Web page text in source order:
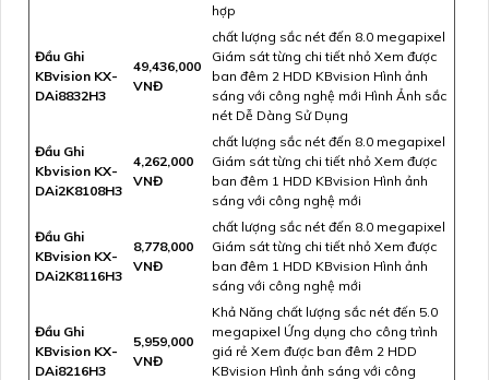
hợp
Đầu Ghi
KBvision KX-
DAi8832H3
49,436,000
VNĐ
chất lượng sắc nét đến 8.0 megapixel
Giám sát từng chi tiết nhỏ Xem được
ban đêm 2 HDD KBvision Hình ảnh
sáng với công nghệ mới Hình Ảnh sắc
nét Dễ Dàng Sử Dụng
Đầu Ghi
Kbvision KX-
DAi2K8108H3
4,262,000
VNĐ
chất lượng sắc nét đến 8.0 megapixel
Giám sát từng chi tiết nhỏ Xem được
ban đêm 1 HDD KBvision Hình ảnh
sáng với công nghệ mới
Đầu Ghi
KBvision KX-
DAi2K8116H3
8,778,000
VNĐ
chất lượng sắc nét đến 8.0 megapixel
Giám sát từng chi tiết nhỏ Xem được
ban đêm 1 HDD KBvision Hình ảnh
sáng với công nghệ mới
Đầu Ghi
KBvision KX-
DAi8216H3
5,959,000
VNĐ
Khả Năng chất lượng sắc nét đến 5.0
megapixel Ứng dụng cho công trình
giá rẻ Xem được ban đêm 2 HDD
KBvision Hình ảnh sáng với công